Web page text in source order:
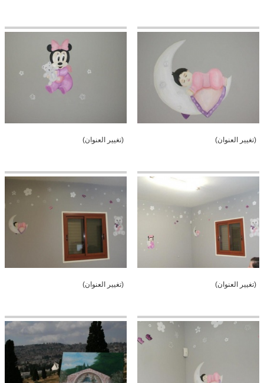
(تغيير العنوان) (تغيير العنوان)
(تغيير العنوان) (تغيير العنوان)